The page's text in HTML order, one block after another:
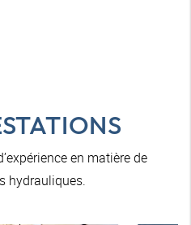
en matière de
hydrauliques.